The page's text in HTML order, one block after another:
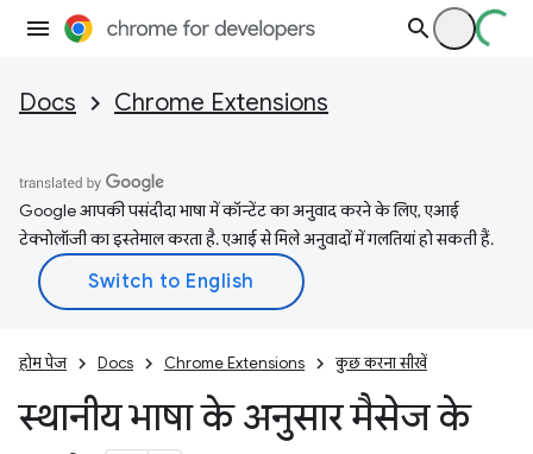
Docs Chrome Extensions
Google आपकी पसंदीदा भाषा में कॉन्टेंट का अनुवाद करने के लिए, एआई
टेक्नोलॉजी का इस्तेमाल करता है. एआई से मिले अनुवादों में गलतियां हो सकती हैं.
होम पेज Docs Chrome Extensions कुछ करना सीखें
स्थानीय भाषा के अनुसार मैसेज के